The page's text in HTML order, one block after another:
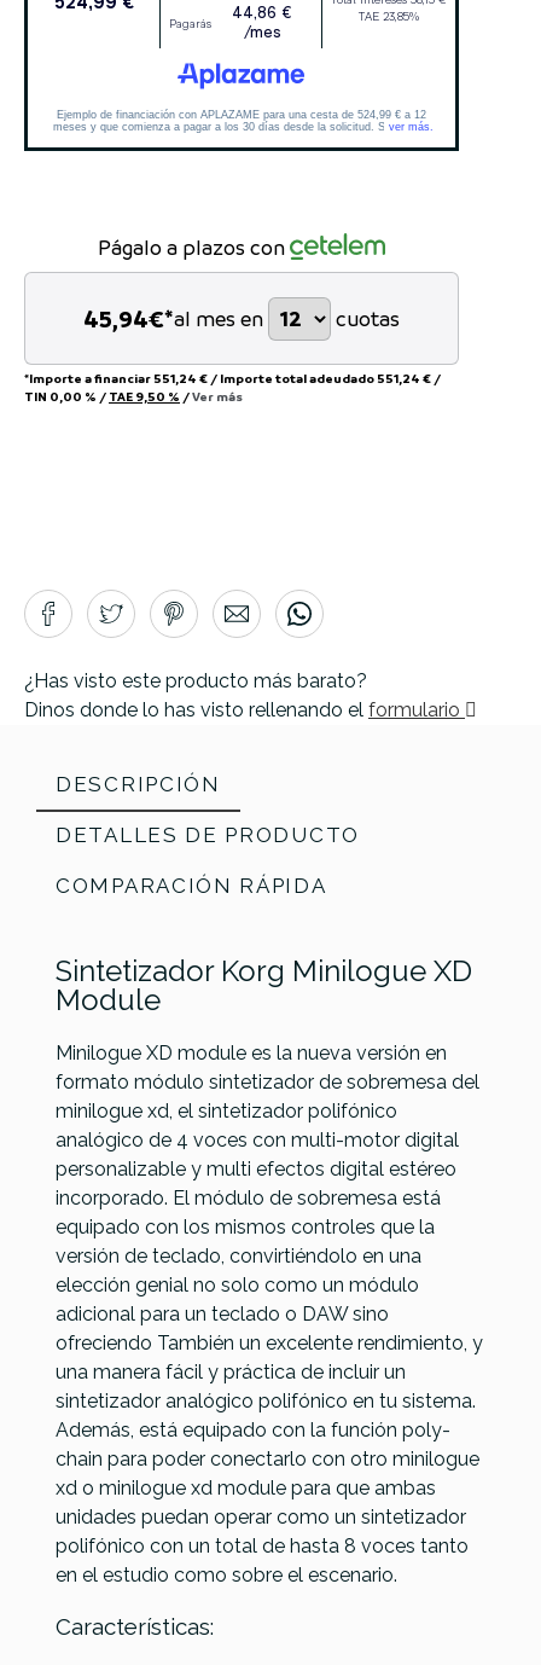
Págalo a plazos con
45,94€*al mes en cuotas
*Importe a financiar 551,24 € / Importe total adeudado 551,24 € /
TIN 0,00 % / TAE 9,50 % /Ver más
¿Has visto este producto más barato?
Dinos donde lo has visto rellenando el formulario
DESCRIPCIÓN
DETALLES DE PRODUCTO
COMPARACIÓN RÁPIDA
Sintetizador Korg Minilogue XD
Module
Minilogue XD module es la nueva versión en
formato módulo sintetizador de sobremesa del
minilogue xd, el sintetizador polifónico
analógico de 4 voces con multi-motor digital
personalizable y multi efectos digital estéreo
incorporado. El módulo de sobremesa está
equipado con los mismos controles que la
versión de teclado, convirtiéndolo en una
elección genial no solo como un módulo
adicional para un teclado o DAW sino
ofreciendo También un excelente rendimiento, y
una manera fácil y práctica de incluir un
sintetizador analógico polifónico en tu sistema.
Además, está equipado con la función poly-
chain para poder conectarlo con otro minilogue
xd o minilogue xd module para que ambas
unidades puedan operar como un sintetizador
polifónico con un total de hasta 8 voces tanto
en el estudio como sobre el escenario.
Características:
ReferenciaSINTSONKOR025
Yamaha MX49II Black Arturia MiniFreak
No hay características para comparar